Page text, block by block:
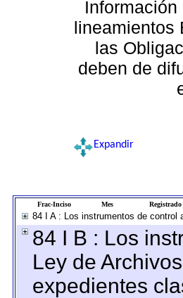
lineamientos
las
deben de
Expandir
Frac-Inciso Mes Registrado
84 I A : Los instrumentos de
84 I B : Los
Ley de
expedientes